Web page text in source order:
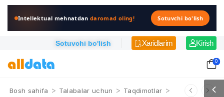
Intellektual mehnatdandaromad oling! Sotuvchi bo'lish
Sotuvchi bo'lish Xaridlarim Kirish
0
Bosh sahifa > Talabalar uchun > Taqdimotlar >